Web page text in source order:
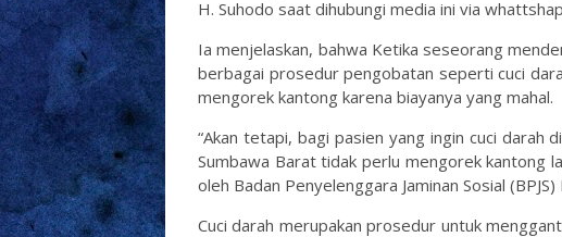
H. Suhodo saat dihubungi media ini via
Ia menjelaskan, bahwa Ketika seseorang
berbagai prosedur pengobatan seperti cuci
mengorek kantong karena biayanya yang mahal.
“Akan tetapi, bagi pasien yang ingin cuci darah
Sumbawa Barat tidak perlu mengorek kantong
oleh Badan Penyelenggara Jaminan Sosial
Cuci darah merupakan prosedur untuk